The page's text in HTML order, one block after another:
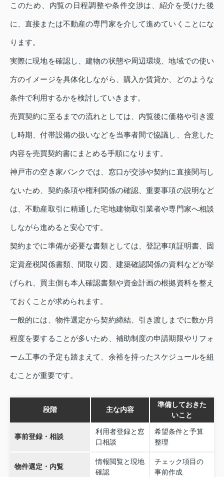
このため、内覧の日程調整や条件交渉は、紹介を受けた後
に、直接または不動産の専門家を介して進めていくことにな
ります。
実際に現地を確認し、建物の状態や周辺環境、地域での使い
方のイメージを具体化しながら、購入か賃貸か、どのような
条件で利用するかを検討していきます。
売買契約に至るまでの流れとしては、内覧後に価格や引き渡
し時期、付帯設備の扱いなどを当事者間で協議し、合意した
内容を売買契約書にまとめる手順になります。
神戸市の空き家バンクでは、窓口が交渉や契約に直接関与し
ないため、契約条項や権利関係の確認、重要事項の説明など
は、不動産取引に精通した宅地建物取引業者や専門家へ相談
しながら進めると安心です。
契約までに準備が必要な書類としては、登記事項証明書、固
定資産税関係書類、間取り図、建築確認関係の資料などが挙
げられ、買主側も本人確認書類や資金計画の根拠資料を整え
ておくことが求められます。
一般的には、物件選定から契約締結、引き渡しまでに数か月
程度を要することが多いため、補助制度の申請期限やリフォ
ーム工事の予定も踏まえて、余裕を持ったスケジュールを組
むことが重要です。
段階 主な内容
準備しておきた
いこと
事前登録・相談
利用者登録と窓
口相談
希望条件と予算
整理
物件選定・内覧
情報閲覧と現地
確認
チェック項目の
事前作成